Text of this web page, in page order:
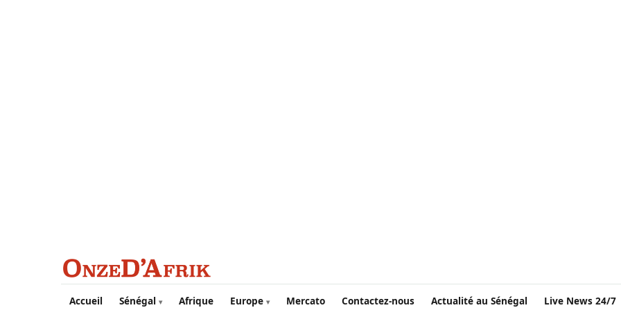
Aller au contenu principal
Accueil Sénégal Afrique Europe Mercato Contactez-nous Actualité au Sénégal Live News 24/7